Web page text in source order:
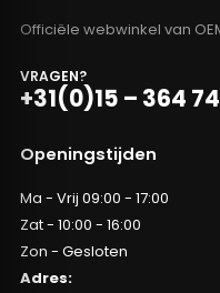
Officiële webwinkel van
VRAGEN?
+31(0)15 – 364
Openingstijden
Ma - Vrij 09:00 - 17:00
Zat - 10:00 - 16:00
Zon - Gesloten
Adres: